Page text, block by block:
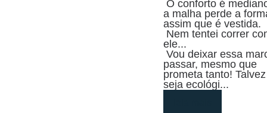
a malha perde a
assim que é vestida.
ele...
Vou deixar essa marca
passar, mesmo que
prometa tanto! Talvez
seja ecológi...